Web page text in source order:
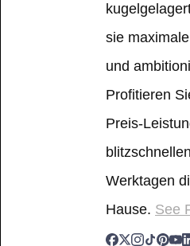
sie
und
Profitieren
Preis-
Werktagen
Hause. See